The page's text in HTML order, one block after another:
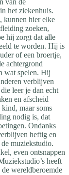
het ziekenhuis.
kunnen hier elke
zoeken,
hij zorgt dat alle
te worden. Hij is
of een broertje,
achtergrond
wat spelen. Hij
verblijven
leer je dan echt
en afscheid
maar soms
nodig is, dat
Ondanks
heftig en
muziekstudio.
even ontsnappen
heeft
wereldberoemde